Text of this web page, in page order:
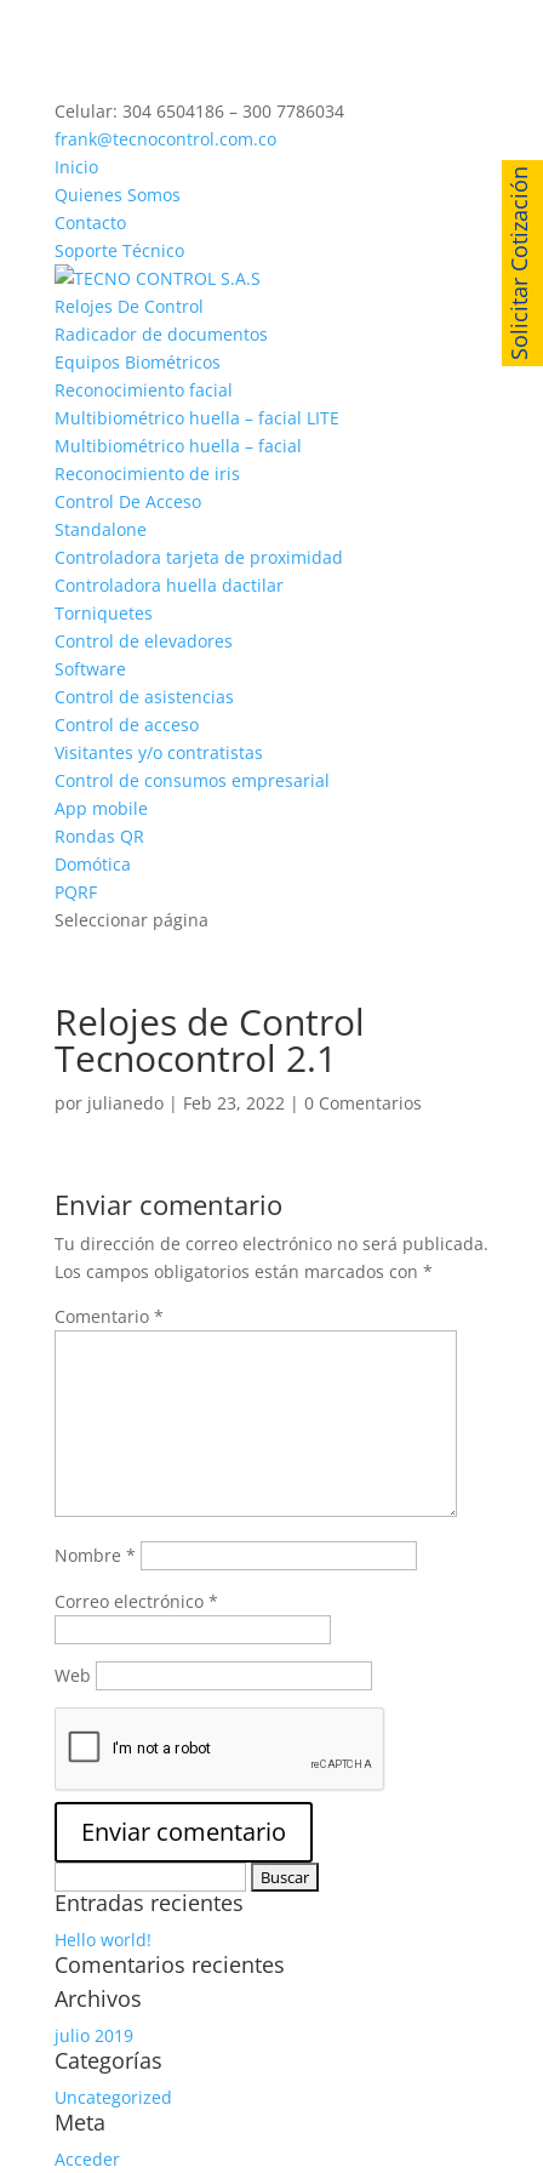
Celular: 304 6504186 – 300 7786034
frank@tecnocontrol.com.co
Inicio
Quienes Somos
Contacto
Soporte Técnico
Relojes De Control
Radicador de documentos
Equipos Biométricos
Reconocimiento facial
Multibiométrico huella – facial LITE
Multibiométrico huella – facial
Reconocimiento de iris
Control De Acceso
Standalone
Controladora tarjeta de proximidad
Controladora huella dactilar
Torniquetes
Control de elevadores
Software
Control de asistencias
Control de acceso
Visitantes y/o contratistas
Control de consumos empresarial
App mobile
Rondas QR
Domótica
PQRF
Seleccionar página
Relojes de Control
Tecnocontrol 2.1
por julianedo| Feb 23, 2022| 0 Comentarios
Enviar comentario
Tu dirección de correo electrónico no será publicada.
Los campos obligatorios están marcados con *
Comentario *
Nombre *
Correo electrónico *
Web
Entradas recientes
Hello world!
Comentarios recientes
Archivos
julio 2019
Categorías
Uncategorized
Meta
Acceder
Solicitar Cotización